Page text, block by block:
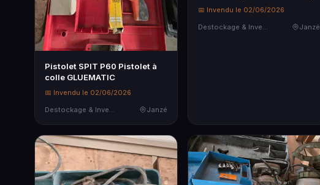
Pistolet SPIT P60 Pistolet à
colle GLUEMATIC
📅 Invendu le 02/06/2026
Janzé
📅 Invendu le 02/06/2026
Janzé